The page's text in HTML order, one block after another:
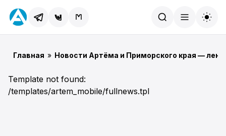
Главная » Новости Артёма и Приморского края —
Template not found:
/templates/artem_mobile/fullnews.tpl